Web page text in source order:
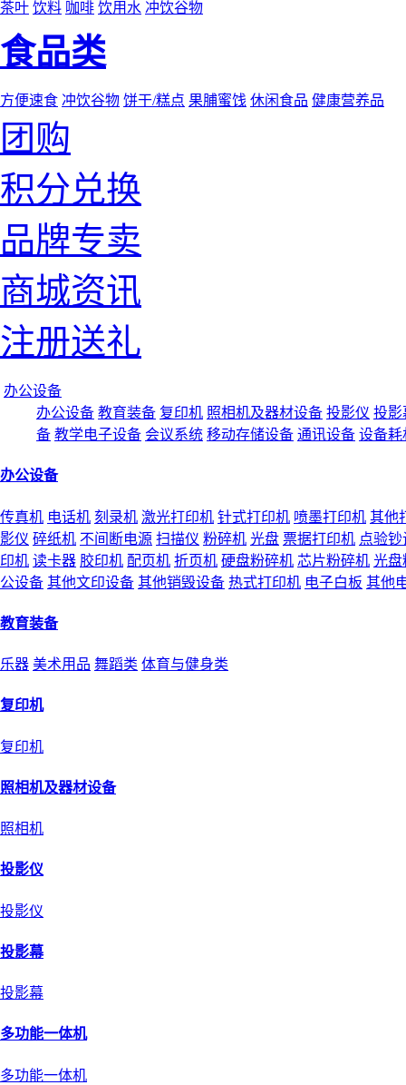
茶叶 饮料 咖啡 饮用水 冲饮谷物
食品类
方便速食 冲饮谷物 饼干/糕点 果脯蜜饯 休闲食品 健康营养品
团购
积分兑换
品牌专卖
商城资讯
注册送礼
办公设备
办公设备 教育装备 复印机 照相机及器材设备 投影仪 投影
备 教学电子设备 会议系统 移动存储设备 通讯设备 设备耗
办公设备
传真机 电话机 刻录机 激光打印机 针式打印机 喷墨打印机 其他
影仪 碎纸机 不间断电源 扫描仪 粉碎机 光盘 票据打印机 点验钞
印机 读卡器 胶印机 配页机 折页机 硬盘粉碎机 芯片粉碎机 光盘
公设备 其他文印设备 其他销毁设备 热式打印机 电子白板 其他
教育装备
乐器 美术用品 舞蹈类 体育与健身类
复印机
复印机
照相机及器材设备
照相机
投影仪
投影仪
投影幕
投影幕
多功能一体机
多功能一体机